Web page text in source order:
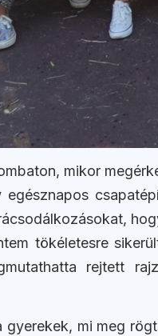
mikor
tökéletesre
rejtett
mi meg